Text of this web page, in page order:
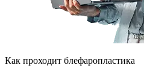
Как проходит блефаропластика